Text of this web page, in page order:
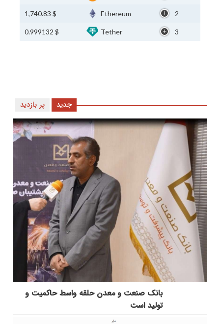
2
Ethereum
$ 1,740.83
3
Tether
$ 0.999132
پر بازدید جدید
بانك صنعت و معدن حلقه واسط حاكمیت و
تولید است